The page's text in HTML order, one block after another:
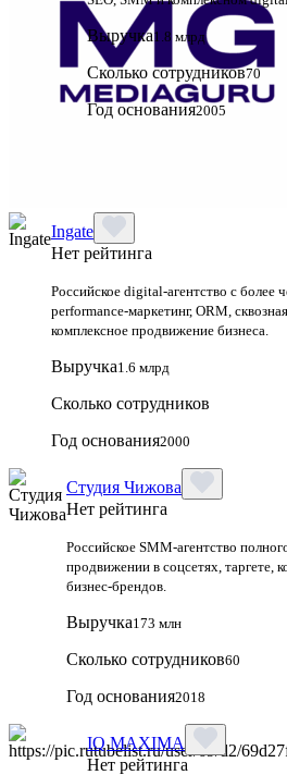
Выручка1.8 млрд
Сколько сотрудников70
Год основания2005
Ingate
Нет рейтинга
Российское digital-агентство с более
performance-маркетинг, ORM,
комплексное продвижение бизнеса.
Выручка1.6 млрд
Сколько сотрудников
Год основания2000
Студия Чижова
Нет рейтинга
Российское SMM-агентство
продвижении в соцсетях, таргете,
бизнес-брендов.
Выручка173 млн
Сколько сотрудников60
Год основания2018
IQ MAXIMA
Нет рейтинга